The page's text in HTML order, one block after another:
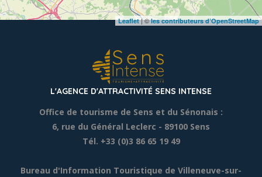
Leaflet| ©les contributeurs d’OpenStreetMap
L'AGENCE D'ATTRACTIVITÉ SENS INTENSE
Office de tourisme de Sens et du Sénonais :
6, rue du Général Leclerc - 89100 Sens
Tél. +33 (0)3 86 65 19 49
Bureau d'Information Touristique de Villeneuve-sur-